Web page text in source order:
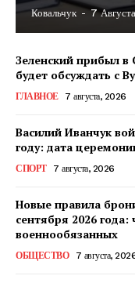
Ковальчук - 7
Зеленский прибыл
будет обсуждать с
ГЛАВНОЕ 7 августа, 2026
Василий Иванчук
году: дата
СПОРТ 7 августа, 2026
Новые правила
сентября 2026
военнообязанных
ОБЩЕСТВО 7 августа,